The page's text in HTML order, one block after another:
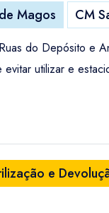
Magos CM
do Depósito e
utilizar e
e